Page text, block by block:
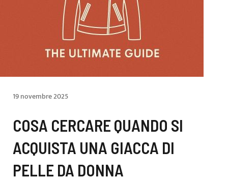
19 novembre 2025
COSA CERCARE QUANDO SI
ACQUISTA UNA GIACCA DI
PELLE DA DONNA